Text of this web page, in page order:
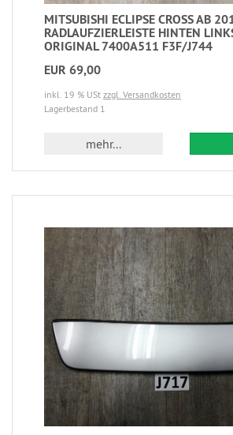
MITSUBISHI ECLIPSE CROSS AB
RADLAUFZIERLEISTE HINTEN
ORIGINAL 7400A511 F3F/J744
EUR 69,00
inkl. 19 % USt zzgl. Versandkosten
Lagerbestand 1
mehr...